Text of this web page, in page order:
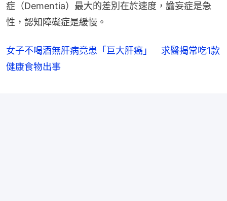
症（Dementia）最大的差別在於速度，譫妄症是急
性，認知障礙症是緩慢。
女子不喝酒無肝病竟患「巨大肝癌」 求醫揭常吃1款
健康食物出事